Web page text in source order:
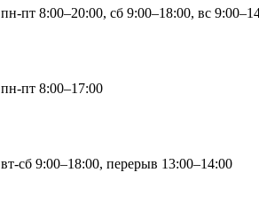
пн-пт 8:00–20:00, сб 9:00–18:00, вс
пн-пт 8:00–17:00
вт-сб 9:00–18:00, перерыв 13:00–14:00